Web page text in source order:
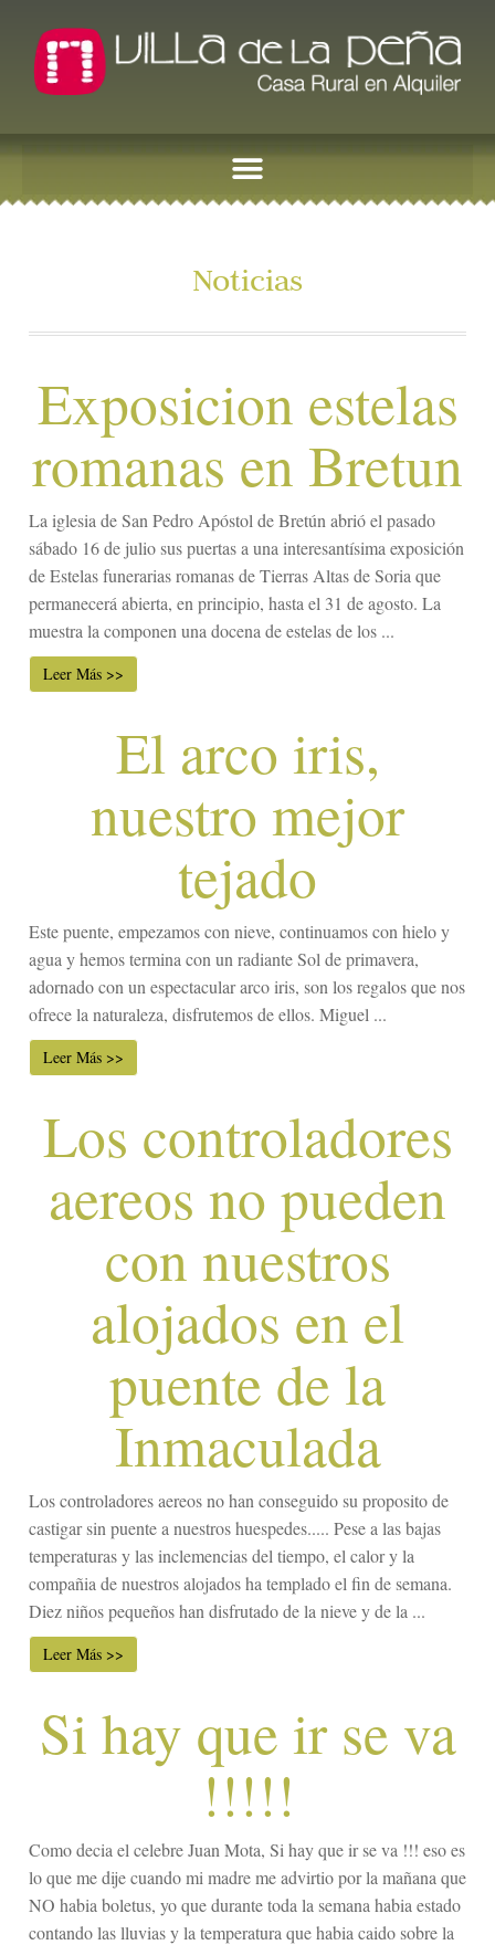
Noticias
Exposicion estelas
romanas en Bretun
La iglesia de San Pedro Apóstol de Bretún abrió el pasado
sábado 16 de julio sus puertas a una interesantísima exposición
de Estelas funerarias romanas de Tierras Altas de Soria que
permanecerá abierta, en principio, hasta el 31 de agosto. La
muestra la componen una docena de estelas de los ...
Leer Más >>
El arco iris,
nuestro mejor
tejado
Este puente, empezamos con nieve, continuamos con hielo y
agua y hemos termina con un radiante Sol de primavera,
adornado con un espectacular arco iris, son los regalos que nos
ofrece la naturaleza, disfrutemos de ellos. Miguel ...
Leer Más >>
Los controladores
aereos no pueden
con nuestros
alojados en el
puente de la
Inmaculada
Los controladores aereos no han conseguido su proposito de
castigar sin puente a nuestros huespedes..... Pese a las bajas
temperaturas y las inclemencias del tiempo, el calor y la
compañia de nuestros alojados ha templado el fin de semana.
Diez niños pequeños han disfrutado de la nieve y de la ...
Leer Más >>
Si hay que ir se va
!!!!!
Como decia el celebre Juan Mota, Si hay que ir se va !!! eso es
lo que me dije cuando mi madre me advirtio por la mañana que
NO habia boletus, yo que durante toda la semana habia estado
contando las lluvias y la temperatura que habia caido sobre la